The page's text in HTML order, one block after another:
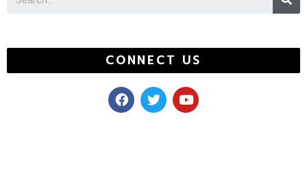
CONNECT US
F
a
c
T
w
i
Y
o
u